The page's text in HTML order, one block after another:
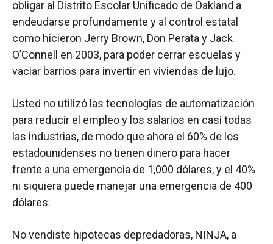
obligar al Distrito Escolar Unificado de Oakland a
endeudarse profundamente y al control estatal
como hicieron Jerry Brown, Don Perata y Jack
O’Connell en 2003, para poder cerrar escuelas y
vaciar barrios para invertir en viviendas de lujo.
Usted no utilizó las tecnologías de automatización
para reducir el empleo y los salarios en casi todas
las industrias, de modo que ahora el 60% de los
estadounidenses no tienen dinero para hacer
frente a una emergencia de 1,000 dólares, y el 40%
ni siquiera puede manejar una emergencia de 400
dólares.
No vendiste hipotecas depredadoras, NINJA, a